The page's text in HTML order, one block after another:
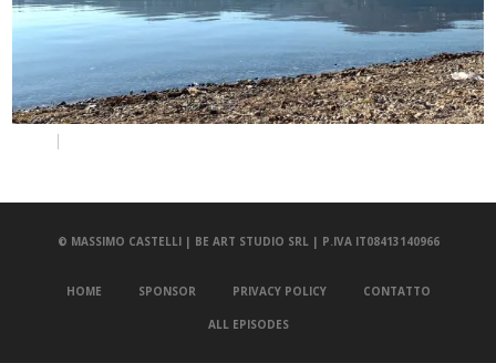
© MASSIMO CASTELLI | BE ART STUDIO SRL | P.IVA IT08413140966
HOME SPONSOR PRIVACY POLICY CONTATTO
ALL EPISODES